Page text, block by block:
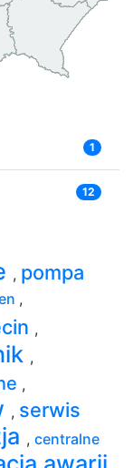
1
12
, pompa
,
,
,
,
, serwis
, centralne